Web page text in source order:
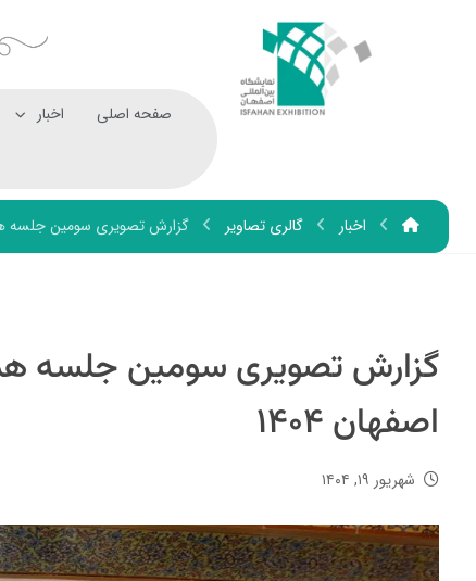
صفحه اصلی اخبار
اخبار گالری تصاویر گزارش تصویری سومین جلسه هم
گزارش تصویری سومین جلسه
اصفهان ۱۴۰۴
شهریور ۱۹, ۱۴۰۴